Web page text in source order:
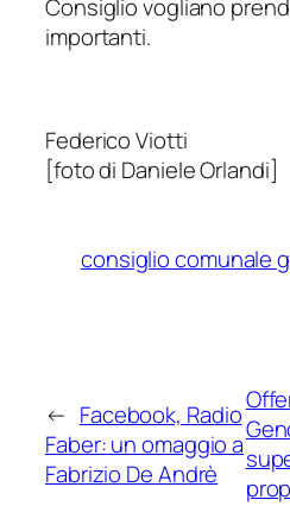
Consiglio vogliano
importanti.
Federico Viotti
[foto di Daniele Orlandi]
consiglio comunale
← Facebook, Radio
Faber: un omaggio a
Fabrizio De Andrè